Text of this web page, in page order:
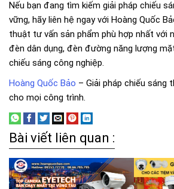
Nếu bạn đang tìm kiếm giải pháp chiếu
vững, hãy liên hệ ngay với Hoàng Quốc
thuật tư vấn sản phẩm phù hợp nhất
đèn dân dụng, đèn đường năng lượng
chiếu sáng công nghiệp.
Hoàng Quốc Bảo – Giải pháp chiếu sáng
cho mọi công trình.
Bài viết liên quan :